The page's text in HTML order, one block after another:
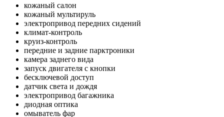
кожаный салон
кожаный мультируль
электропривод передних сидений
климат-контроль
круиз-контроль
передние и задние парктроники
камера заднего вида
запуск двигателя с кнопки
бесключевой доступ
датчик света и дождя
электропривод багажника
диодная оптика
омыватель фар